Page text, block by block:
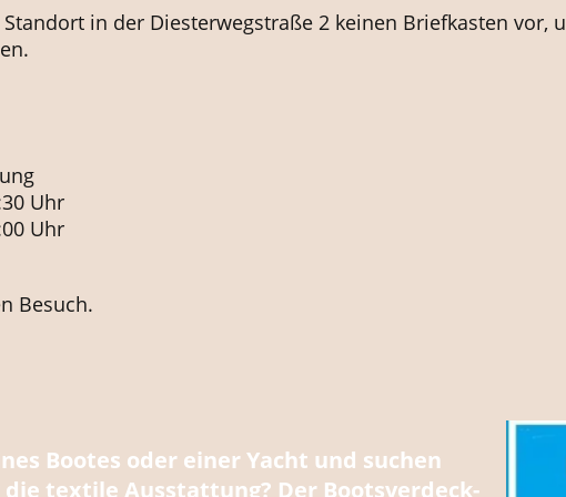
in der Diesterwegstraße 2 keinen Briefkasten vor,
Uhr
Uhr
Besuch.
Bootes oder einer Yacht und suchen
textile Ausstattung? Der Bootsverdeck-